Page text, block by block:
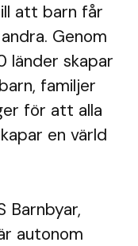
att barn får
Genom
länder skapar
familjer
för att alla
en värld
Barnbyar,
autonom